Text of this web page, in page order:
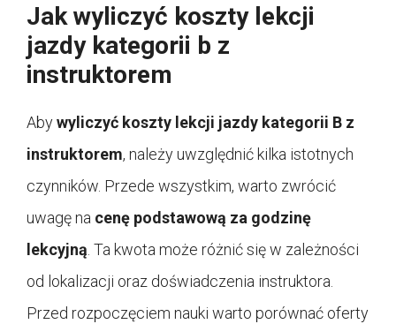
Jak wyliczyć koszty lekcji
jazdy kategorii b z
instruktorem
Abywyliczyć koszty lekcji jazdy kategorii B z
instruktorem, należy uwzględnić kilka istotnych
czynników. Przede wszystkim, warto zwrócić
uwagę na cenę podstawową za godzinę
lekcyjną . Ta kwota może różnić się w zależności
od lokalizacji oraz doświadczenia instruktora.
Przed rozpoczęciem nauki warto porównać oferty